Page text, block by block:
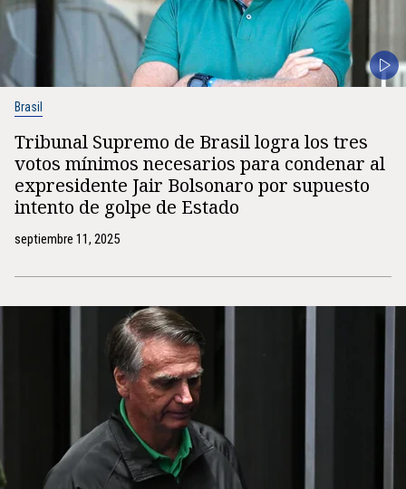
Brasil
Tribunal Supremo de Brasil logra los tres
votos mínimos necesarios para condenar al
expresidente Jair Bolsonaro por supuesto
intento de golpe de Estado
septiembre 11, 2025